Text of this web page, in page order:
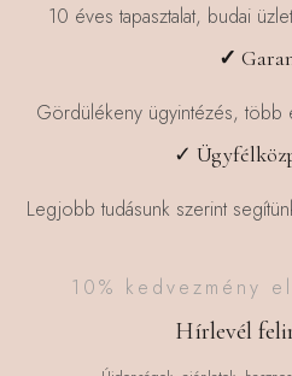
10 éves tapasztalat, budai
✓
Gördülékeny ügyintézés, több
✓
Legjobb tudásunk szerint
10% kedvezmény
Hírlevél